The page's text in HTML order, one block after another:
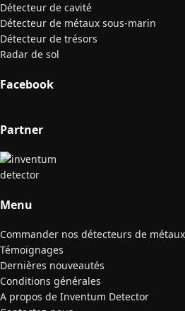
Détecteur de cavité
Détecteur de métaux sous-marin
Détecteur de trésors
Radar de sol
Facebook
Partner
Menu
Commander nos détecteurs de métaux
Témoignages
Dernières nouveautés
Conditions générales
A propos de Inventum Detector